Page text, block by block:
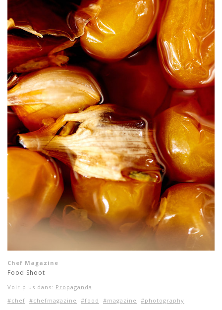
Chef Magazine
Food Shoot
Voir plus dans: Propaganda
#chef #chefmagazine #food #magazine #photography